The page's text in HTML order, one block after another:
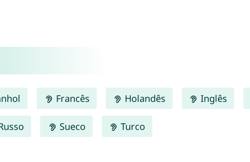
Francês Holandês Inglês
Sueco Turco